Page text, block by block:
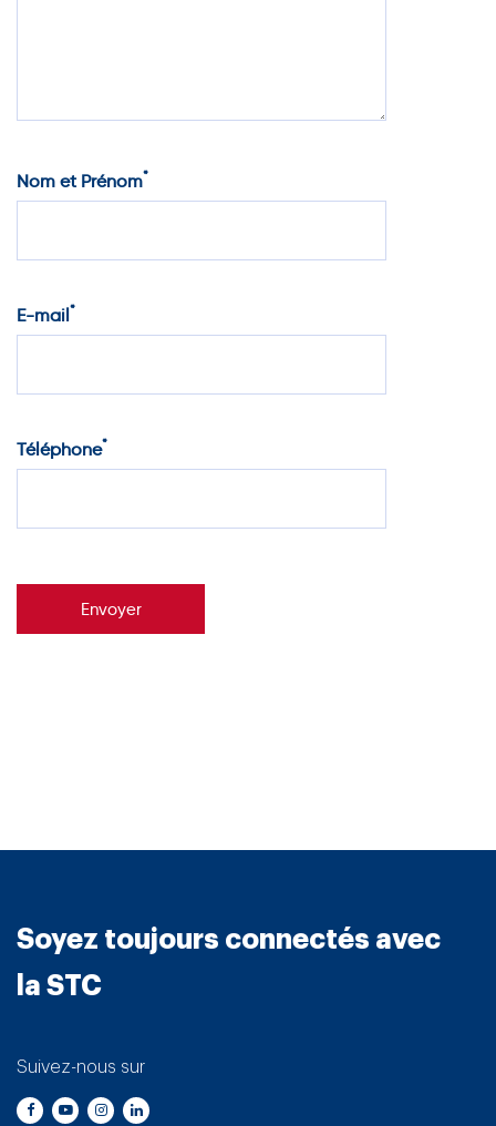
Nom et Prénom*
E-mail *
Téléphone*
Envoyer
Soyez toujours connectés avec
la STC
Suivez-nous sur